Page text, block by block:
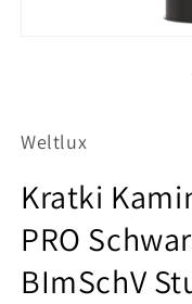
Weltlux
Kratki
PRO
BImSchV